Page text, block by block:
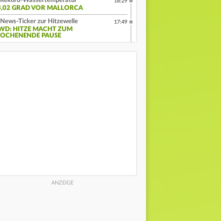
GRAD VOR MALLORCA
News-Ticker zur Hitzewelle
HITZE MACHT ZUM
PAUSE
17:49